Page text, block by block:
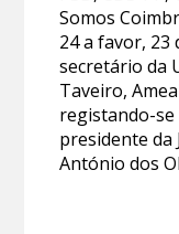
Somos
24 a favor, 23
secretário da
Taveiro,
registando-se
presidente da
António dos